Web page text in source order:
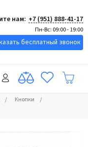
нам: +7 (951) 888-41-17
Пн-Вс: 09:00 - 19:00
бесплатный звонок
/ Кнопки
/